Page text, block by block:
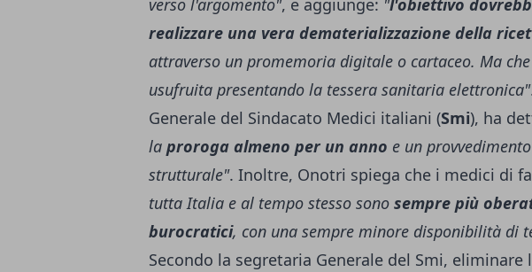
verso l'argomento", e aggiunge: "l'obiettivo
realizzare una vera dematerializzazione della
attraverso un promemoria digitale o cartaceo. Ma
usufruita presentando la tessera sanitaria elettronica"
Generale del Sindacato Medici italiani (Smi), ha
la proroga almeno per un anno e un
strutturale". Inoltre, Onotri spiega che i medici di
tutta Italia e al tempo stesso sono sempre più
burocratici, con una sempre minore disponibilità di
Secondo la segretaria Generale del Smi,